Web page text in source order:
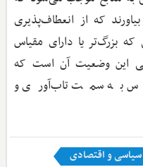
که از انعطاف‌پذیری
که بزرگ‌تر یا دارای مقیاس
این وضعیت آن است که
به سمت تاب‌آوری و
سیاسی و اقتصادی